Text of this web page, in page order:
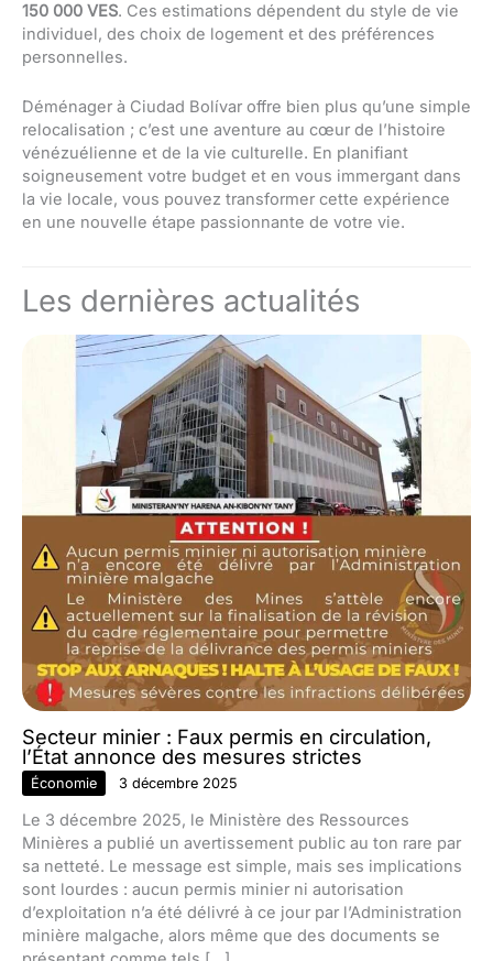
150 000 VES. Ces estimations dépendent du style de vie
individuel, des choix de logement et des préférences
personnelles.
Déménager à Ciudad Bolívar offre bien plus qu’une simple
relocalisation ; c’est une aventure au cœur de l’histoire
vénézuélienne et de la vie culturelle. En planifiant
soigneusement votre budget et en vous immergant dans
la vie locale, vous pouvez transformer cette expérience
en une nouvelle étape passionnante de votre vie.
Les dernières actualités
Secteur minier : Faux permis en circulation,
l’État annonce des mesures strictes
Économie 3 décembre 2025
Le 3 décembre 2025, le Ministère des Ressources
Minières a publié un avertissement public au ton rare par
sa netteté. Le message est simple, mais ses implications
sont lourdes : aucun permis minier ni autorisation
d’exploitation n’a été délivré à ce jour par l’Administration
minière malgache, alors même que des documents se